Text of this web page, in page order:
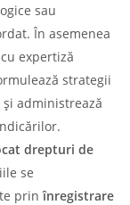
sau
În asemenea
cu expertiză
strategii
administrează
drepturi de
se
prinînregistrare